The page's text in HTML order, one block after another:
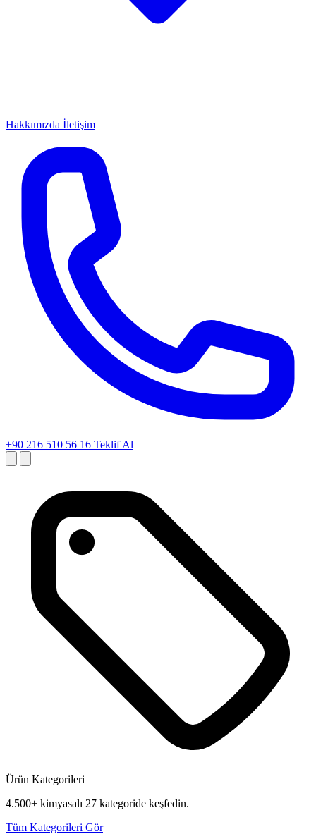
Hakkımızda İletişim
+90 216 510 56 16 Teklif Al
Ürün Kategorileri
4.500+ kimyasalı 27 kategoride keşfedin.
Tüm Kategorileri Gör